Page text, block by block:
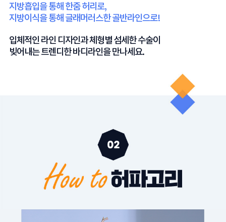
지방흡입을 통해 한줌 허리로,
지방이식을 통해 글래머러스한 골반라인으로!
입체적인 라인 디자인과 체형별 섬세한 수술이
빚어내는 트렌디한 바디라인을 만나세요.